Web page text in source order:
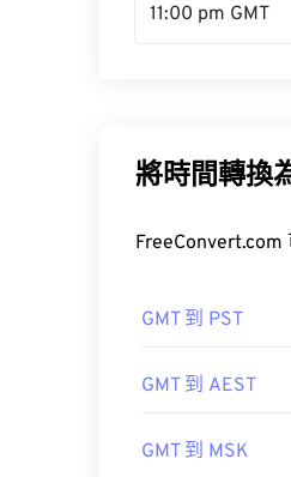
11:00 pm GMT
將時間轉換
FreeConvert.com
GMT 到 PST
GMT 到 AEST
GMT 到 MSK